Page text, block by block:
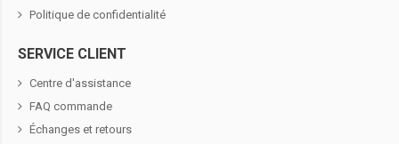
Politique de confidentialité
SERVICE CLIENT
Centre d'assistance
FAQ commande
Échanges et retours